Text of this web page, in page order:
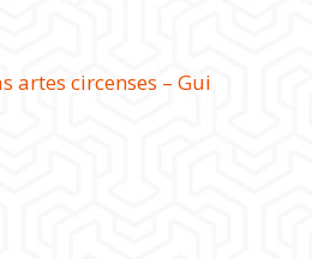
artes circenses – Gui